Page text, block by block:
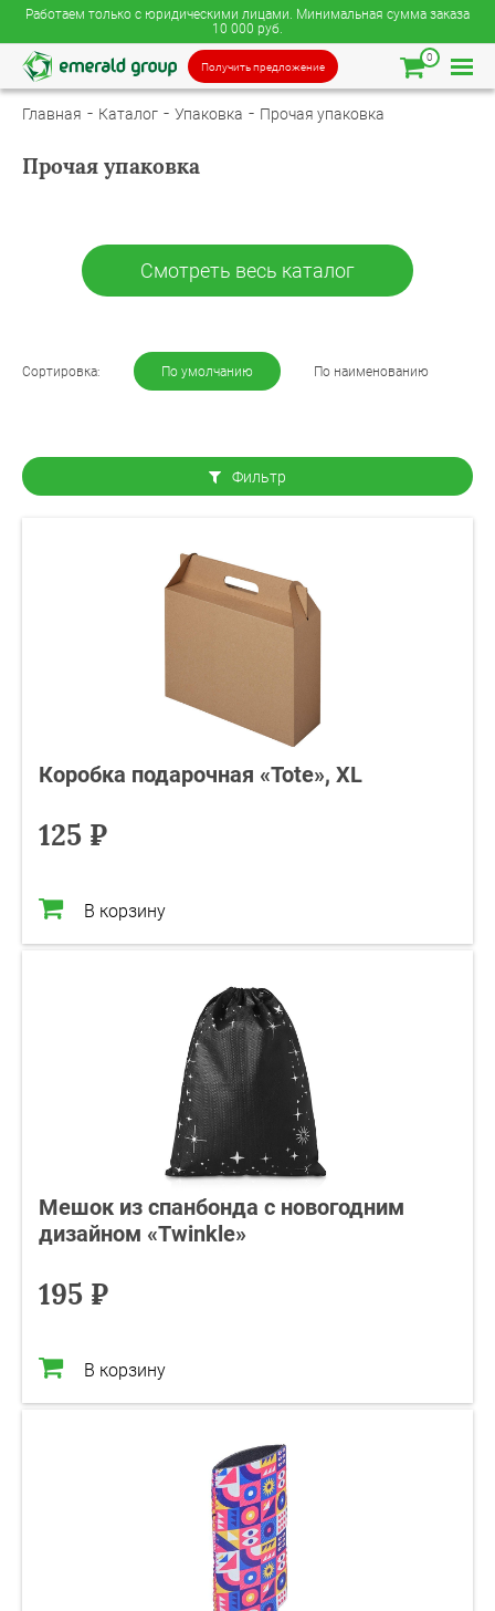
Работаем только с юридическими лицами. Минимальная сумма заказа
10 000 руб.
Получить предложение
0
Главная Каталог Упаковка Прочая упаковка
Прочая упаковка
Смотреть весь каталог
Сортировка: По умолчанию По наименованию
Фильтр
Коробка подарочная «Tote», XL
125 ₽
В корзину
Мешок из спанбонда с новогодним
дизайном «Twinkle»
195 ₽
В корзину